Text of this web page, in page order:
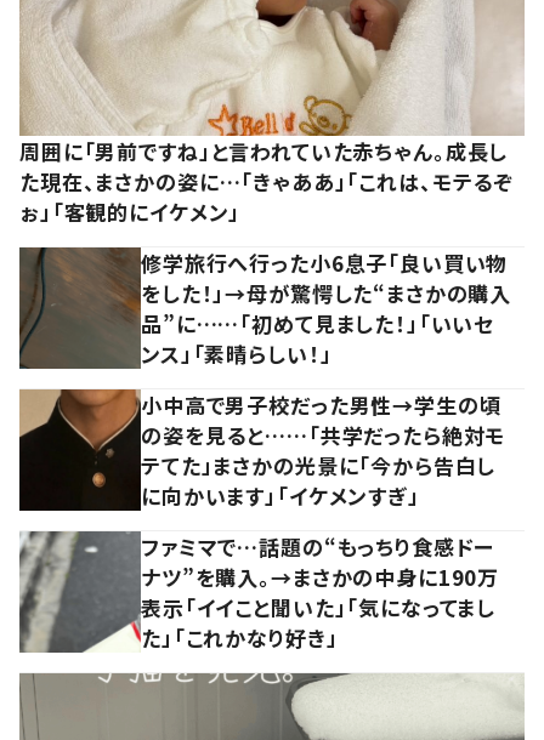
周囲に「男前ですね」と言われていた赤ちゃん。成長し
た現在、まさかの姿に…「きゃああ」「これは、モテるぞ
ぉ」「客観的にイケメン」
修学旅行へ行った小6息子「良い買い物
をした！」→母が驚愕した“まさかの購入
品”に……「初めて見ました！」「いいセ
ンス」「素晴らしい！」
小中高で男子校だった男性→学生の頃
の姿を見ると……「共学だったら絶対モ
テてた」まさかの光景に「今から告白し
に向かいます」「イケメンすぎ」
ファミマで…話題の“もっちり食感ドー
ナツ”を購入。→まさかの中身に190万
表示「イイこと聞いた」「気になってまし
た」「これかなり好き」